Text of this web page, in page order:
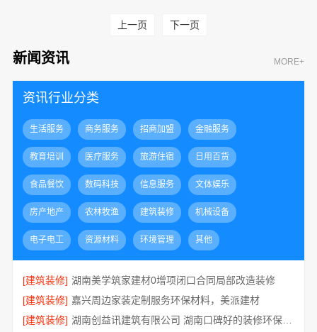
上一页 下一页
新闻资讯 MORE+
资讯行业分类
生活服务 商务服务 招商加盟 金融服务
教育培训 医疗服务 旅游住宿 日用百货
食品餐饮 数码科技 信息服务 文体娱乐
房产地产 农林牧渔 建筑装修 机械设备
电子电工 资源材料 环境管理 其他
[建筑装修] 湖南美学筑家建材0增项闭口合同局部改造装修
[建筑装修] 嘉兴周边家装定制服务环保材料，美派建材
[建筑装修]
湖南创益讯建筑有限公司 湖南口碑好的装修环保材料全包公司